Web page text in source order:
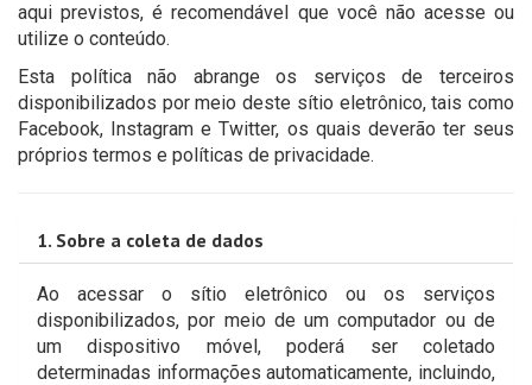
aqui previstos, é recomendável que você não acesse ou
utilize o conteúdo.
Esta política não abrange os serviços de terceiros
disponibilizados por meio deste sítio eletrônico, tais como
Facebook, Instagram e Twitter, os quais deverão ter seus
próprios termos e políticas de privacidade.
1. Sobre a coleta de dados
Ao acessar o sítio eletrônico ou os serviços
disponibilizados, por meio de um computador ou de
um dispositivo móvel, poderá ser coletado
determinadas informações automaticamente, incluindo,